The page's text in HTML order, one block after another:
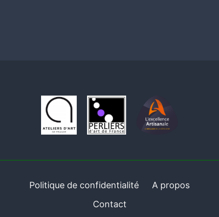
Politique de confidentialité
A propos
Contact